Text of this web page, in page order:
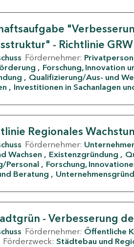
- Richtlinie GRW
Fördernehmer:
Forschung, Innovation
Qualifizierung/Aus- und
Investitionen in Sachanlagen
Regionales
Fördernehmer:
Wachsen
Existenzgründung
Personal
Forschung,
Beratung
- Verbesserung
Fördernehmer: Öffentliche
Förderzweck: Städtebau und